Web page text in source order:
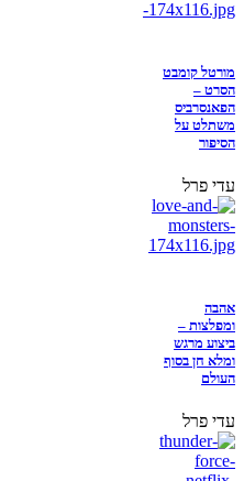
מורטל קומבט
הסרט –
הפאנסרביס
משתלט על
הסיפור
עדי פרל
אהבה
ומפלצות –
ביצוע מרגש
ומלא חן בסוף
העולם
עדי פרל